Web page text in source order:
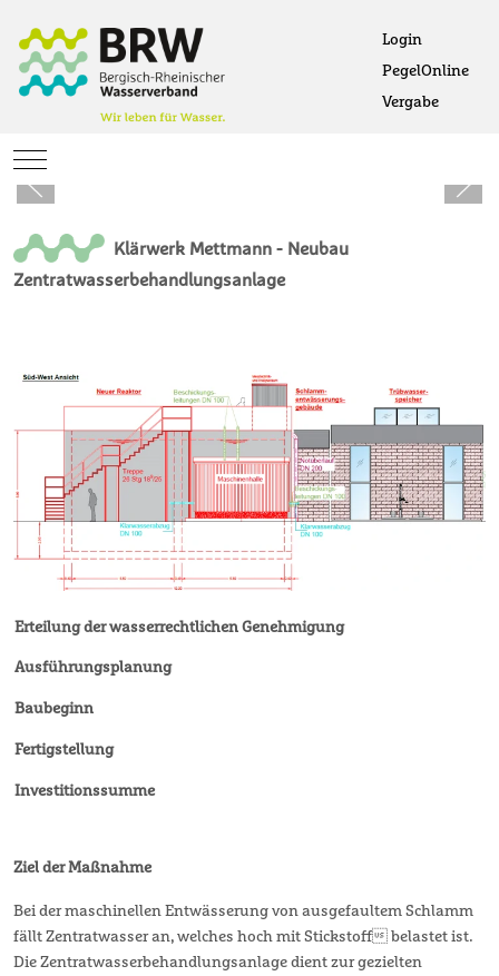
Login
PegelOnline
Vergabe
Mobile Menu Toggle
Klärwerk Mettmann - Neubau
Zentratwasserbehandlungsanlage
Erteilung der wasserrechtlichen Genehmigung
Ausführungsplanung
Baubeginn
Fertigstellung
Investitionssumme
Ziel der Maßnahme
Bei der maschinellen Entwässerung von ausgefaultem Schlamm
fällt Zentratwasser an, welches hoch mit Stickstoff belastet ist.
Die Zentratwasserbehandlungsanlage dient zur gezielten